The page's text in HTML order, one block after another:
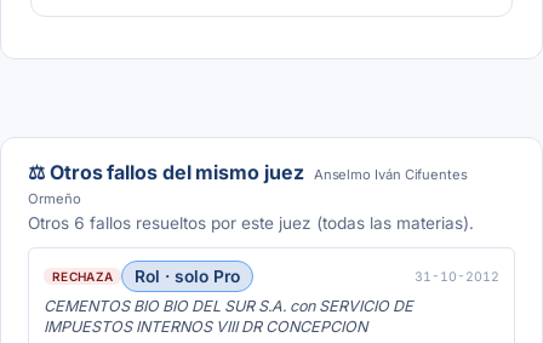
⚖️ Otros fallos del mismo juez Anselmo Iván Cifuentes
Ormeño
Otros 6 fallos resueltos por este juez (todas las materias).
RECHAZA Rol · solo Pro 31-10-2012
CEMENTOS BIO BIO DEL SUR S.A. con SERVICIO DE
IMPUESTOS INTERNOS VIII DR CONCEPCION